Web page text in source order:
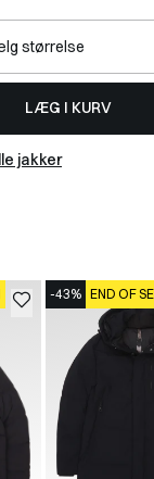
LÆG I KURV
jakker
-43% END OF